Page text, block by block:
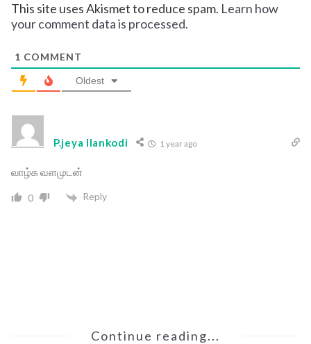
This site uses Akismet to reduce spam. Learn how
your comment data is processed.
1 COMMENT
Oldest
P.jeya llankodi 1 year ago
வாழ்க வளமுடன்
0 Reply
Continue reading...